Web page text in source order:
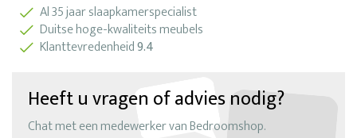
Al 35 jaar slaapkamerspecialist
Duitse hoge-kwaliteits meubels
Klanttevredenheid9.4
Heeft u vragen of advies nodig?
Chat met een medewerker van Bedroomshop.